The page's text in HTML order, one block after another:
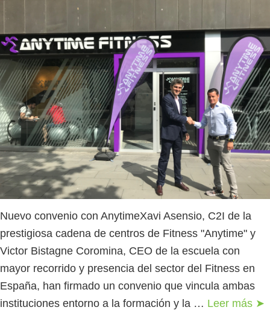
Nuevo convenio con AnytimeXavi Asensio, C2I de la
prestigiosa cadena de centros de Fitness "Anytime" y
Victor Bistagne Coromina, CEO de la escuela con
mayor recorrido y presencia del sector del Fitness en
España, han firmado un convenio que vincula ambas
instituciones entorno a la formación y la … Leer más ➤